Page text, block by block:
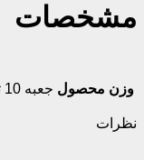
مشخصات
وزن محصول جعبه 10 تایی
نظرات